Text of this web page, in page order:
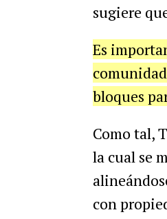
sugiere
Es
bloques
Como tal,
la cual se
con